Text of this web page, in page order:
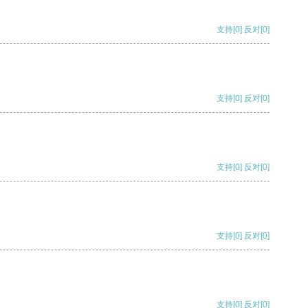
支持[0] 反对[0]
支持[0] 反对[0]
支持[0] 反对[0]
支持[0] 反对[0]
支持[0] 反对[0]